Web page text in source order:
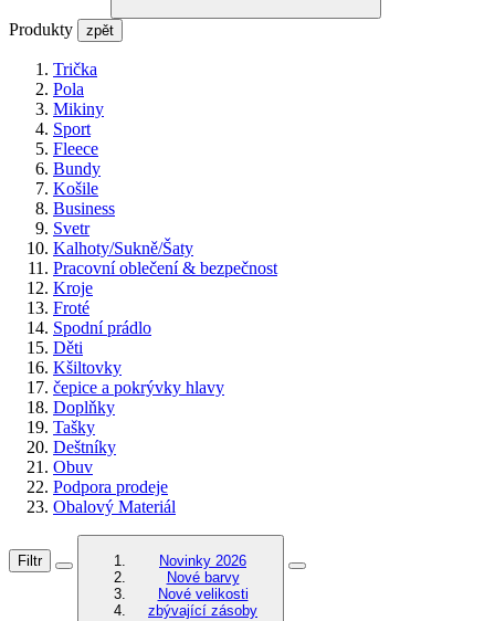
Produkty zpět
Trička
Pola
Mikiny
Sport
Fleece
Bundy
Košile
Business
Svetr
Kalhoty/Sukně/Šaty
Pracovní oblečení & bezpečnost
Kroje
Froté
Spodní prádlo
Děti
Kšiltovky
čepice a pokrývky hlavy
Doplňky
Tašky
Deštníky
Obuv
Podpora prodeje
Obalový Materiál
Filtr
Novinky 2026
Nové barvy
Nové velikosti
zbývající zásoby